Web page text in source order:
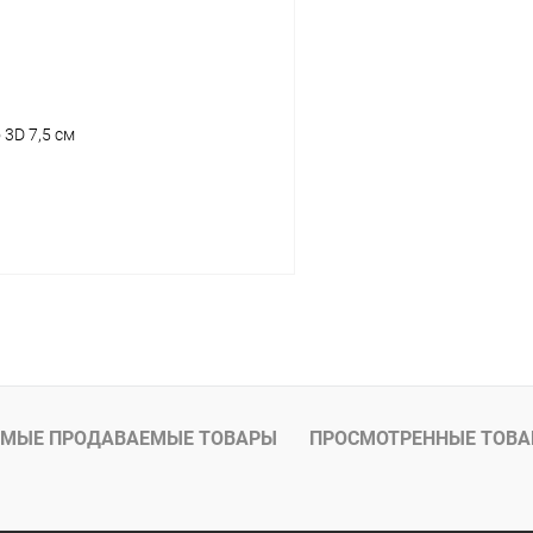
3D 7,5 см
ПРОДАВАЕМЫЕ ТОВАРЫ ПРОСМОТРЕННЫЕ